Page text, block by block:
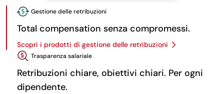
Gestione delle retribuzioni
Total compensation senza compromessi.
Scopri i prodotti di gestione delle retribuzioni
Trasparenza salariale
Retribuzioni chiare, obiettivi chiari. Per ogni
dipendente.